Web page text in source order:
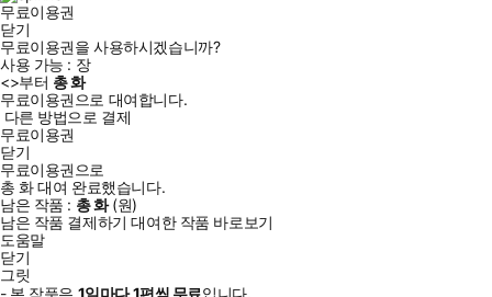
무료이용권
닫기
무료이용권을 사용하시겠습니까?
사용 가능 : 장
<>부터 총화
무료이용권으로 대여합니다.
다른 방법으로 결제
무료이용권
닫기
무료이용권으로
총 화대여 완료했습니다.
남은 작품 : 총화(원)
남은 작품 결제하기 대여한 작품 바로보기
도움말
닫기
그릿
- 본 작품은 1일마다1편씩 무료입니다.